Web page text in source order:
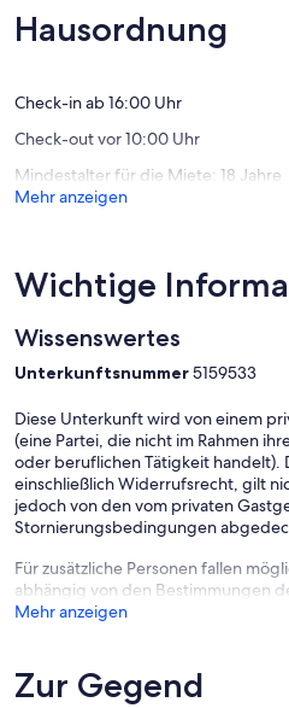
Wanderwege.
Neumagen-
Außergewöhnlich,
(2Hausordnung
Check-in ab 16:00 Uhr
Check-out vor 10:00 Uhr
Mindestalter für die Miete: 18 Jahre
Mehr anzeigen
Wichtige
Wissenswertes
Unterkunftsnummer5159533
Diese Unterkunft wird von einem
(eine Partei, die nicht im Rahmen
oder beruflichen Tätigkeit handelt).
einschließlich Widerrufsrecht, gilt
jedoch von den vom privaten
Stornierungsbedingungen
Für zusätzliche Personen fallen
abhängig von den Bestimmungen
Mehr anzeigen
Zur Gegend